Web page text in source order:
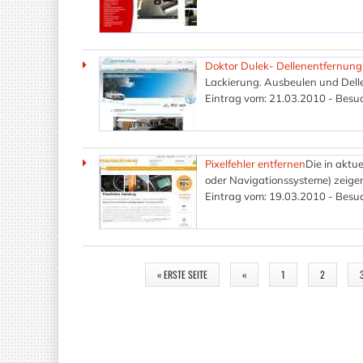
Doktor Dulek-
Lackierung. Ausbeulen und
Eintrag vom: 21.03.2010 -
Pixelfehler entfernenDie in
oder Navigationssysteme)
Eintrag vom: 19.03.2010 -
« ERSTE SEITE « 1 2